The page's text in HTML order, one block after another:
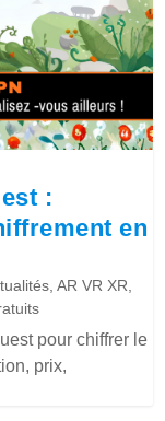
:
en
,AR VR XR
pour chiffrer le
prix,